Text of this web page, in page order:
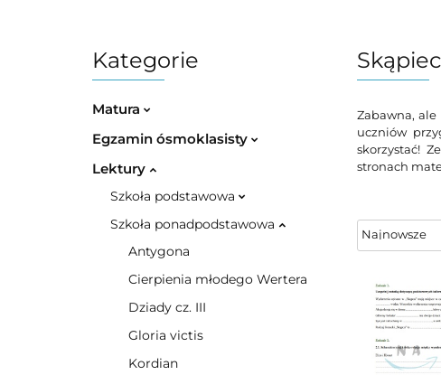
Kategorie
Matura
Egzamin ósmoklasisty
Lektury
Szkoła podstawowa
Szkoła ponadpodstawowa
Antygona
Cierpienia młodego Wertera
Dziady cz. III
Gloria victis
Kordian
Skąpiec
Zabawna,
uczniów
skorzystać!
stronach